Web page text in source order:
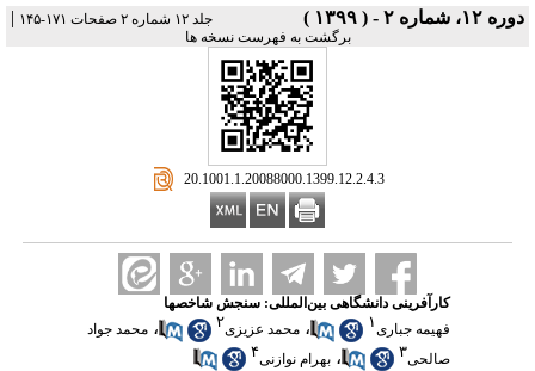
دوره ۱۲، شماره ۲ - ( ۱۳۹۹ ) جلد ۱۲ شماره ۲ صفحات ۱۷۱-۱۴۵ |
برگشت به فهرست نسخه ها
‎ 20.1001.1.20088000.1399.12.2.4.3
کارآفرینی دانشگاهی ‌بین‌المللی: سنجش شاخصها
فهیمه جباری۱ ، محمد عزیزی۲ ، محمد جواد
صالحی۳ ، بهرام نوازنی۴